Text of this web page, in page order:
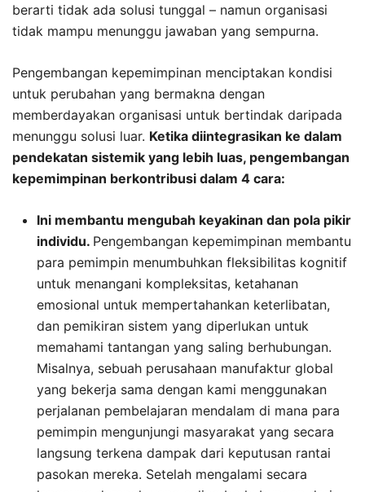
berarti tidak ada solusi tunggal – namun organisasi
tidak mampu menunggu jawaban yang sempurna.
Pengembangan kepemimpinan menciptakan kondisi
untuk perubahan yang bermakna dengan
memberdayakan organisasi untuk bertindak daripada
menunggu solusi luar. Ketika diintegrasikan ke dalam
pendekatan sistemik yang lebih luas, pengembangan
kepemimpinan berkontribusi dalam 4 cara:
Ini membantu mengubah keyakinan dan pola pikir
individu. Pengembangan kepemimpinan membantu
para pemimpin menumbuhkan fleksibilitas kognitif
untuk menangani kompleksitas, ketahanan
emosional untuk mempertahankan keterlibatan,
dan pemikiran sistem yang diperlukan untuk
memahami tantangan yang saling berhubungan.
Misalnya, sebuah perusahaan manufaktur global
yang bekerja sama dengan kami menggunakan
perjalanan pembelajaran mendalam di mana para
pemimpin mengunjungi masyarakat yang secara
langsung terkena dampak dari keputusan rantai
pasokan mereka. Setelah mengalami secara